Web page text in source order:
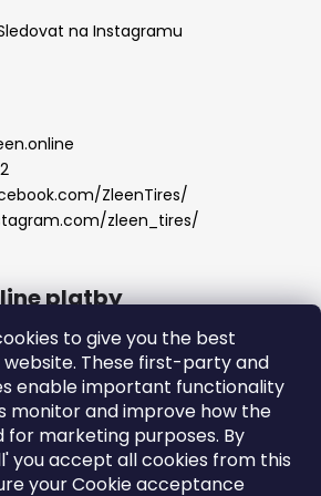
to give you the best
These first-party and
enable important functionality
monitor and improve how the
for marketing purposes. By
you accept all cookies from this
your Cookie acceptance
na Instagramu
ZleenTires/
zleen_tires/
platby